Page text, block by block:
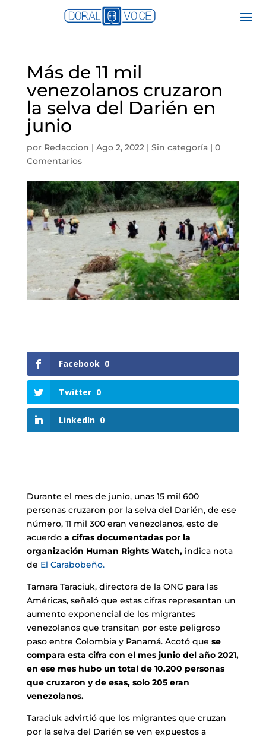
Más de 11 mil
venezolanos cruzaron
la selva del Darién en
junio
por Redaccion | Ago 2, 2022| Sin categoría| 0
Comentarios
Facebook 0
Twitter 0
LinkedIn 0
Durante el mes de junio, unas 15 mil 600
personas cruzaron por la selva del Darién, de ese
número, 11 mil 300 eran venezolanos, esto de
acuerdoa cifras documentadas por la
organización Human Rights Watch,indica nota
de El Carabobeño.
Tamara Taraciuk, directora de la ONG para las
Américas, señaló que estas cifras representan un
aumento exponencial de los migrantes
venezolanos que transitan por este peligroso
paso entre Colombia y Panamá. Acotó que se
compara esta cifra con el mes junio del año 2021,
en ese mes hubo un total de 10.200 personas
que cruzaron y de esas, solo 205 eran
venezolanos.
Taraciuk advirtió que los migrantes que cruzan
por la selva del Darién se ven expuestos a